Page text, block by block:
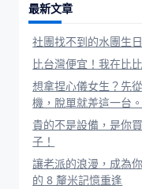
最新文章
社團找不到的水團生
比台灣便宜！我在比
想拿捏心儀女生？先
機，脫單就差這一台。
貴的不是設備，是你
子！
讓老派的浪漫，成為
的 8 釐米記憶重逢